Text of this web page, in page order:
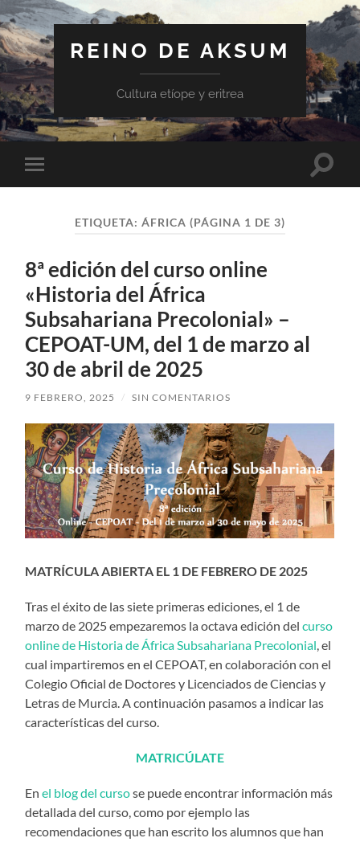
REINO DE AKSUM
Cultura etíope y eritrea
Alternar
el
ETIQUETA: ÁFRICA (PÁGINA 1 DE 3)
8ª edición del curso online
«Historia del África
Subsahariana Precolonial» –
CEPOAT-UM, del 1 de marzo al
30 de abril de 2025
9 FEBRERO, 2025 / SIN COMENTARIOS
MATRÍCULA ABIERTA EL 1 DE FEBRERO DE 2025
Tras el éxito de las siete primeras ediciones, el 1 de
marzo de 2025 empezaremos la octava edición delcurso
online de Historia de África Subsahariana Precolonial, el
cual impartiremos en el CEPOAT, en colaboración con el
Colegio Oficial de Doctores y Licenciados de Ciencias y
Letras de Murcia. A continuación pasamos a indicar las
características del curso.
MATRICÚLATE
Enel blog del cursose puede encontrar información más
detallada del curso, como por ejemplo las
recomendaciones que han escrito los alumnos que han